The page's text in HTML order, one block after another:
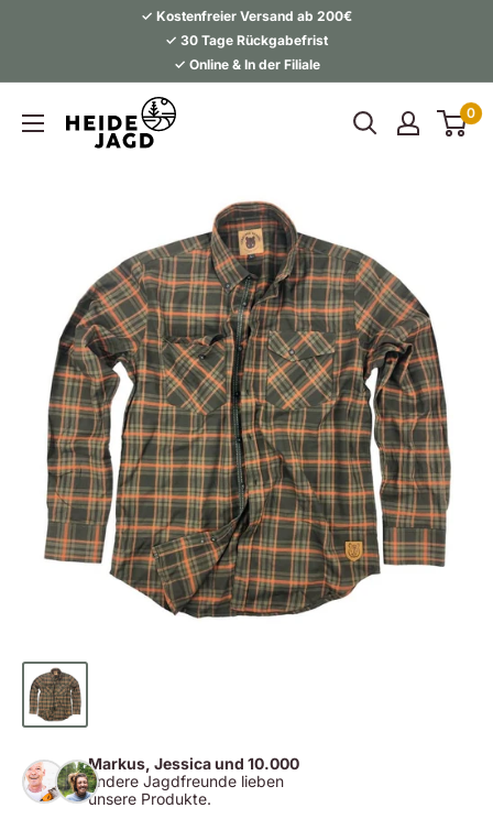
✓ Kostenfreier Versand ab 200€
✓ 30 Tage Rückgabefrist
✓ Online & In der Filiale
0
Markus, Jessica und 10.000
andere Jagdfreunde lieben
unsere Produkte.